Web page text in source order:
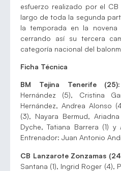
esfuerzo realizado por el
largo de toda la segunda
la temporada en la
cerrando así su tercera
categoría nacional del
Ficha Técnica
BM Tejina Tenerife
Hernández (5), Cristina
Hernández, Andrea Alonso
(3), Nayara Bermud,
Dyche, Tatiana Barrera (1)
Entrenador: Juan Antonio
CB Lanzarote Zonzamas
Santana (1), Ingrid Roger (4),